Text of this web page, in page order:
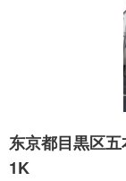
东京都目黒区
1K